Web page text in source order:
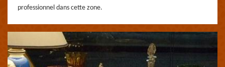
professionnel dans cette zone.